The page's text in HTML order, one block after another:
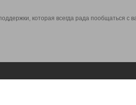
которая всегда рада пообщаться с